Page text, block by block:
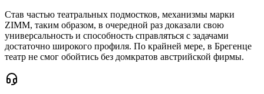
Став частью театральных подмостков, механизмы марки
ZIMM, таким образом, в очередной раз доказали свою
универсальность и способность справляться с задачами
достаточно широкого профиля. По крайней мере, в Брегенце
театр не смог обойтись без домкратов австрийской фирмы.